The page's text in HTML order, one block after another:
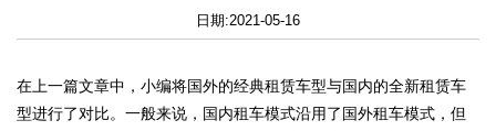
日期:2021-05-16
在上一篇文章中，小编将国外的经典租赁车型与国内的全新租赁车
型进行了对比。一般来说，国内租车模式沿用了国外租车模式，但